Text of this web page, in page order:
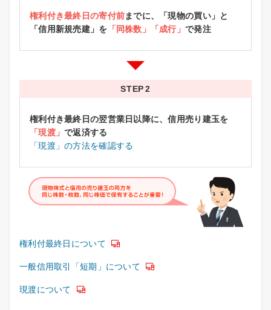
権利付き最終日の寄付前までに、「現物の買い」と
「信用新規売建」を 「同株数」「成行」で発注
STEP
権利付き最終日の翌営業日以降に、信用売り建玉を
「現渡」で返済する
「現渡」の方法を確認する
権利付最終日について
一般信用取引「短期」について
現渡について